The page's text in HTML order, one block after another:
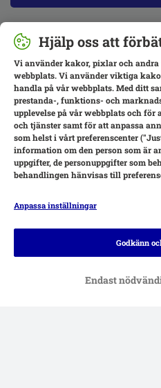
Betalningsalternativ
Hjälp oss att
Vi använder kakor, pixlar och
webbplats. Vi använder viktiga
handla på vår webbplats. Med ditt
prestanda-, funktions- och
upplevelse på vår webbplats och
och tjänster samt för att anpassa
som helst i vårt preferenscenter
information om den person som är
uppgifter, de personuppgifter som
behandlingen hänvisas till
Anpassa inställningar
Endast
Godkänn